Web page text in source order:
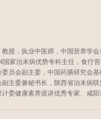
教授，执业中医师，中国营养学
国家治未病优势专科主任，食疗
员会副主委，中国药膳研究会
副主委兼秘书长，陕西省治未病
委健康素养巡讲优秀专家、咸